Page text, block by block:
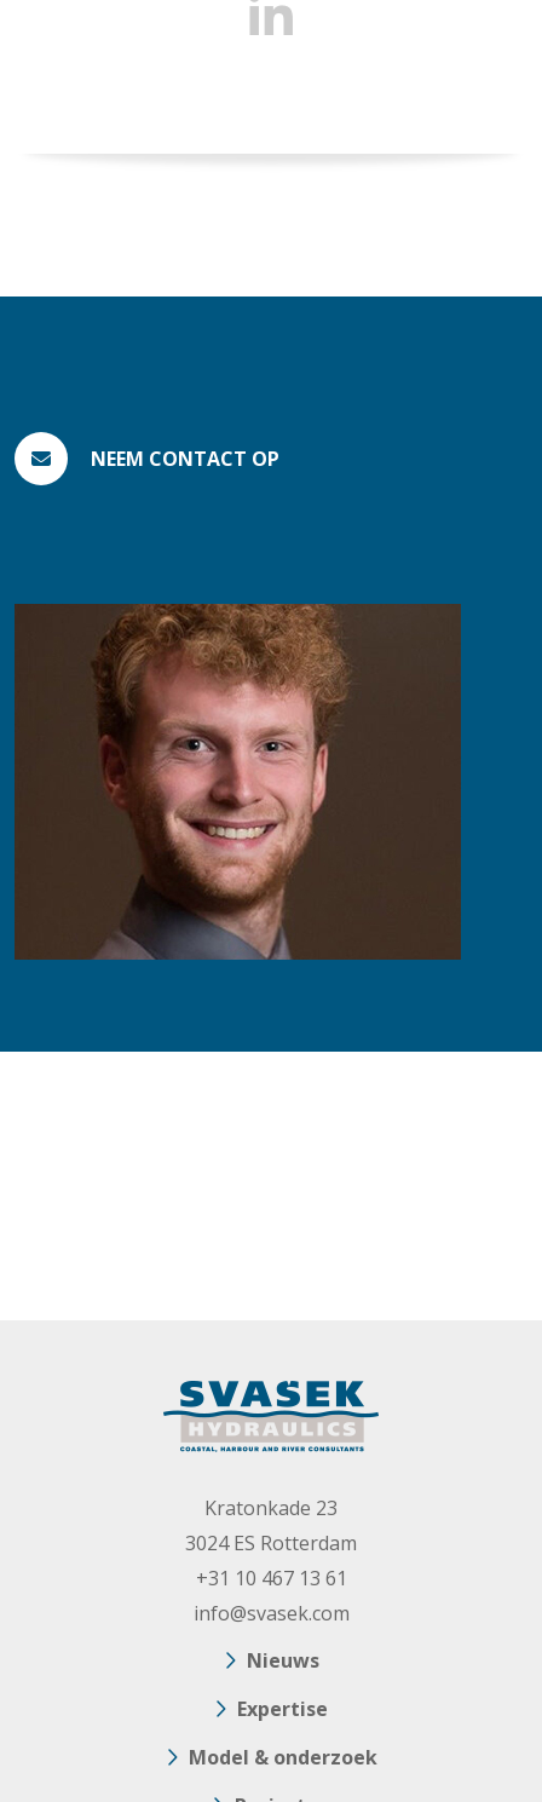
NEEM CONTACT OP
Kratonkade 23
3024 ES Rotterdam
+31 10 467 13 61
info@svasek.com
Nieuws
Expertise
Model & onderzoek